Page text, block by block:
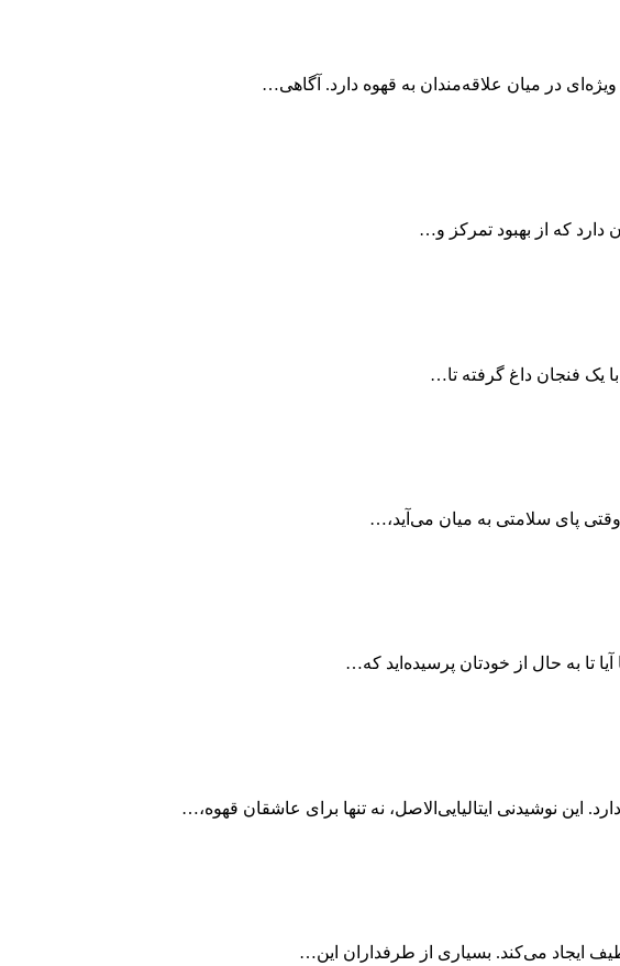
در میان علاقه‌مندان به قهوه دارد. آگاهی…
که از بهبود تمرکز و…
یک فنجان داغ گرفته تا…
پای سلامتی به میان می‌آید،…
تا به حال از خودتان پرسیده‌اید که…
نوشیدنی ایتالیایی‌الاصل، نه تنها برای عاشقان قهوه،…
ایجاد می‌کند. بسیاری از طرفداران این…